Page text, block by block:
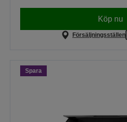
Köp nu
Försäljningsställen
Spara